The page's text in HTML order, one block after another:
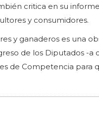
critica en su informe
y consumidores.
y ganaderos es una
de los Diputados -
de Competencia